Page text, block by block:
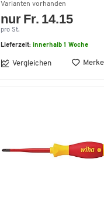
Varianten vorhanden
nur Fr. 14.15
pro St.
Lieferzeit: innerhalb 1 Woche
Vergleichen